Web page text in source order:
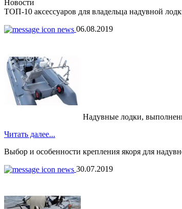
Новости
ТОП-10 аксессуаров для владельца надувной
06.08.2019
Надувные лодки,
Читать далее...
Выбор и особенности крепления якоря для
30.07.2019